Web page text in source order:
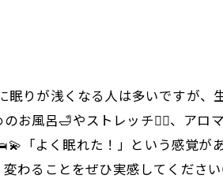
眠りが浅くなる人は多いですが、
お風呂🛁やストレッチ🧘‍♀️、アロ
「よく眠れた！」という感覚が
変わることをぜひ実感してくださ